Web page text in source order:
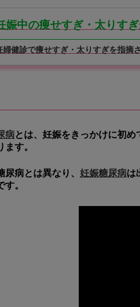
娠中の痩せすぎ・太りす
婦健診で痩せすぎ・太りすぎを指摘
病とは、妊娠をきっかけに初
ます。
尿病とは異なり、 妊娠糖尿病は
す。